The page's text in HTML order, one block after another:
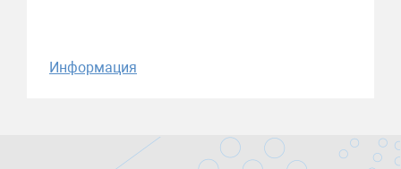
Информация